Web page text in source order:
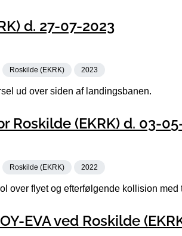
d. 27-07-2023
Roskilde (EKRK) 2023
ud over siden af landingsbanen.
Roskilde (EKRK) d. 03-
Roskilde (EKRK) 2022
over flyet og efterfølgende kollision
EVA ved Roskilde